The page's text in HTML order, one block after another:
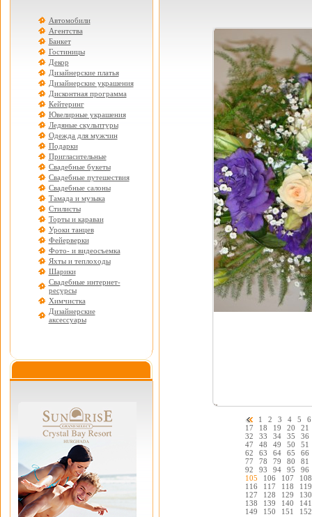
Автомобили
Агентства
Банкет
Гостиницы
Декор
Дизайнерские платья
Дизайнерские украшения
Дисконтная программа
Кейтеринг
Ювелирные украшения
Ледяные скульптуры
Одежда для мужчин
Подарки
Пригласительные
Свадебные букеты
Свадебные путешествия
Свадебные салоны
Тамада и музыка
Стилисты
Торты и караваи
Уроки танцев
Фейерверки
Фото- и видеосъемка
Яхты и теплоходы
Шарики
Свадебные интернет-
ресурсы
Химчистка
Дизайнерские
аксессуары
1 2 3 4 5
6
17
18 19 20
21
32
33 34 35
36
47
48 49 50
51
62
63 64 65
66
77
78 79 80
81
92
93 94 95
96
105
106 107
108
116
117 118
119
127
128 129
130
138
139 140
141
149
150 151
152